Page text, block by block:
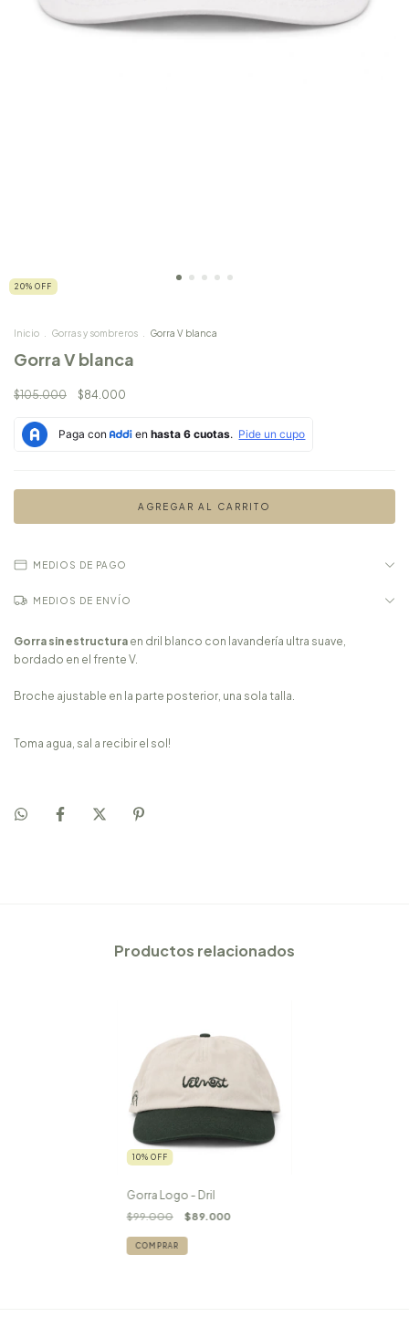
20% OFF
Inicio . Gorras y sombreros . Gorra V blanca
Gorra V blanca
$105.000 $84.000
MEDIOS DE PAGO
MEDIOS DE ENVÍO
Gorra sin estructura en dril blanco con lavandería ultra suave,
bordado en el frente V.
Broche ajustable en la parte posterior, una sola talla.
Toma agua, sal a recibir el sol!
Productos relacionados
10% OFF
Gorra Logo - Dril
$99.000 $89.000